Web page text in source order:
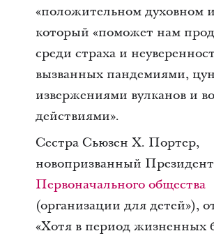
«положительном духовном
который «поможет нам
среди страха и
вызванных пандемиями,
извержениями вулканов и
действиями».
Сестра Сьюзен Х. Портер,
новопризванный Президент
Первоначального общества
(организации для детей»),
«Хотя в период жизненных